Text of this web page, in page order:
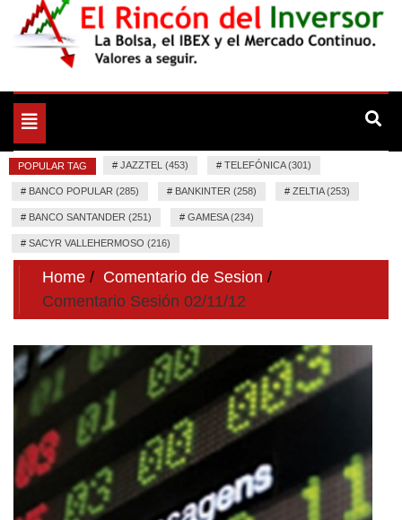
El Rincón del Inversor
Toggle
navigation
POPULAR TAG # JAZZTEL (453) # TELEFÓNICA (301)
# BANCO POPULAR (285) # BANKINTER (258) # ZELTIA (253)
# BANCO SANTANDER (251) # GAMESA (234)
# SACYR VALLEHERMOSO (216)
Home
Comentario de Sesion
Comentario Sesión 02/11/12